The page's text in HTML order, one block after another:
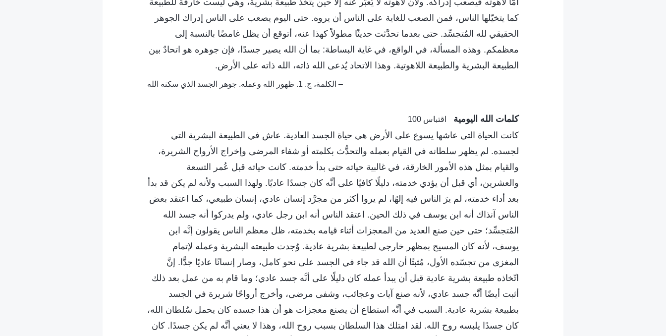
أمَّا لاهوته فيصعب إدراكه. ولأن لاهوته لا يُعبَّر عنه إلا حين يتَّخذ طبيعة بشرية، وهي ليست خارقة للطبيعة
كما يتخيّلها الناس، فمن الصعب للغاية على الناس أن يروه. حتى اليوم يصعب على الناس إدراك الجوهر
الحقيقي لله المُتجسِّد. حتى بعدما تحدَّثت حديثًا مطولاً كهذا عنه، أتوقع أن يظل غامضًا بالنسبة إلى
معظمكم. وهذه المسألة، في الواقع، في غاية البساطة: بما أن الله يصير جسدًا، فإن جوهره هو اتحادٌ بين
الطبيعة البشرية والطبيعة اللاهوتية. وهذا الاتحاد يُدعى الله ذاته، الله ذاته على الأرض.
– الكلمة، ج. 1. ظهور الله وعمله. جوهر الجسد الذي سكنه الله
كلمات الله اليومية اقتباس 100
كانت الحياة التي عاشها يسوع على الأرض هي حياة الجسد العادية. عاش في الطبيعة البشرية التي
لجسده. لم يظهر سلطانه في القيام بعمله والتحدُّث بكلمته أو شفاء المرضى وإخراج الأرواح الشريرة،
والقيام بمثل هذه الأمور الخارقة، في غالبية حياته حتى بدأ خدمته. كانت حياته قبل عُمر التسعة
والعشرين، أي قبل أن يؤدي خدمته، دليلًا كافيًا على أنَّه كان جسدًا عاديًا. ولهذا السبب ولأنه لم يكن قد بدأ
بعد أداء خدمته، لم يرَ الناس فيه إلهًا، لم يروا أكثر من مجرَّد إنسان عادي، إنسان طبيعي، كما اعتقد بعض
الناس آنذاك أنه ابن يوسف في ذلك الحين. اعتقد الناس أنه ابن رجل عادي، ولم يدركوا أنه جسد الله
المُتجسِّد؛ حتى حين صنع العديد من المعجزات أثناء قيامه بخدمته، ظل معظم الناس يقولون إنَّه ابن
يوسف، لأنه كان المسيح بمظهر خارجي لطبيعة بشرية عادية. وُجدت طبيعته البشرية وعمله لإتمام
المغزى من تجسّده الأول، مُثبتًا أن الله قد جاء في الجسد على نحو كامل، وصار إنسانًا عاديًا جدًّا. إنَّ
اتّخاذه طبيعة بشرية عادية قبل أن يبدأ عمله كان دليلًا على أنَّه جسد عادي؛ وما قام به من عمل بعد ذلك
أثبت أيضًا أنَّه جسد عادي، لأنه صنع آيات وعجائب، وشفى مرضى، وأخرج أرواحًا شريرة في الجسد
بطبيعة بشرية عادية. السبب في أنَّه استطاع أن يصنع معجزات هو أن هذا جسده كان يحمل سُلطان الله،
كان جسدًا يلبسه روح الله. لقد امتلك هذا السلطان بسبب روح الله، وهذا لا يعني أنَّه لم يكن جسدًا. كان